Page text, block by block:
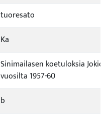
tuoresato
Ka
Sinimailasen koetuloksia
vuosilta 1957-60
b